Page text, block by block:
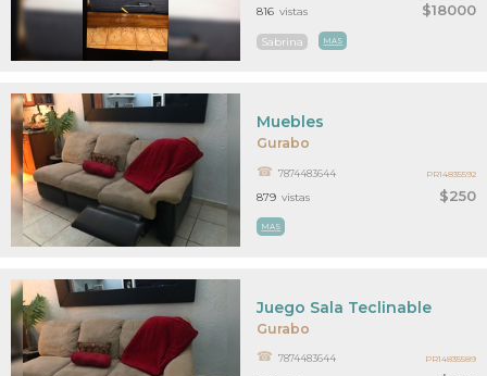
$18000
Sabrina MAS
816 vistas
Gurabo
$250
Muebles
7874483644
MAS
879 vistas
PR14835592
Gurabo
Juego Sala Teclinable
7874483644 PR14835589